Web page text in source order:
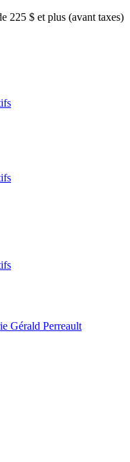
225 $ et plus (avant taxes)